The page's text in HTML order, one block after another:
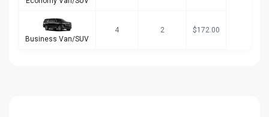
Business Van/SUV
4 2 $172.00